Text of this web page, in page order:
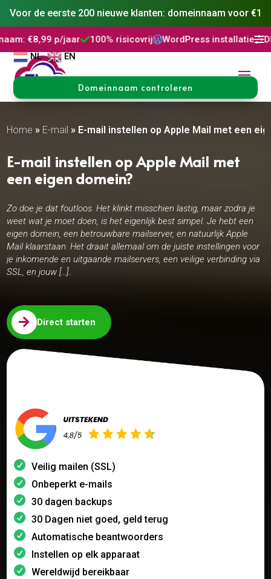
Voor de eerste 200 nieuwe klanten: domeinnaam voor €1
jaar 100% risicovrijWordPress installatie DNS Beheer
NL EN
Domeinnaam controleren
Home » E-mail » E-mail instellen op Apple Mail met een
E-mail instellen op Apple Mail met
een eigen domein?
Zo doe je dat foutloos. Het klinkt misschien lastig, maar zodra je
weet wat je moet doen, is het eigenlijk best simpel. Je hebt een
eigen domein, een betrouwbare mailserver, en natuurlijk Apple
Mail klaarstaan. Het draait allemaal om de juiste instellingen voor
je inkomende en uitgaande mailservers, een veilige verbinding via
SSL, en jouw […]..
 Direct starten
Veilig mailen (SSL)
Onbeperkt e-mails
30 dagen backups
30 Dagen niet goed, geld terug
Automatische beantwoorders
Instellen op elk apparaat
Wereldwijd bereikbaar